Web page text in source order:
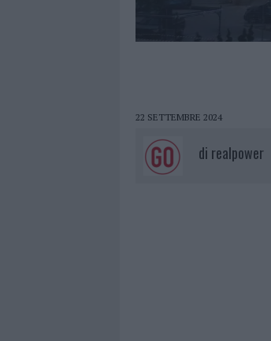
22 SETTEMBRE 2024
di realpower